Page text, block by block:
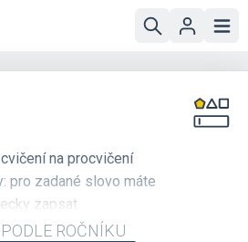
na procvičení
pro zadané slovo máte
zapsat.
zvuk , u většiny slovíček
ROČNÍKU